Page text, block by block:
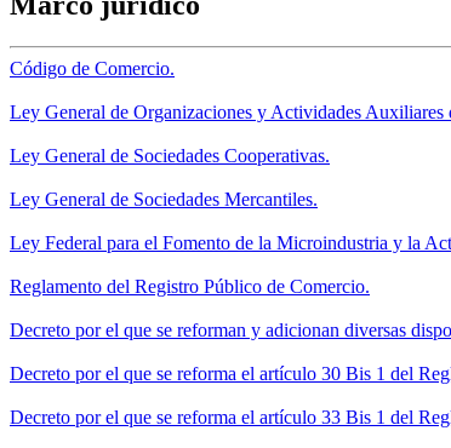
Código de Comercio.
Ley General de Organizaciones y Actividades Auxiliares
Ley General de Sociedades Cooperativas.
Ley General de Sociedades Mercantiles.
Ley Federal para el Fomento de la Microindustria y la
Reglamento del Registro Público de Comercio.
Decreto por el que se reforman y adicionan diversas
Decreto por el que se reforma el artículo 30 Bis 1 del
Decreto por el que se reforma el artículo 33 Bis 1 del